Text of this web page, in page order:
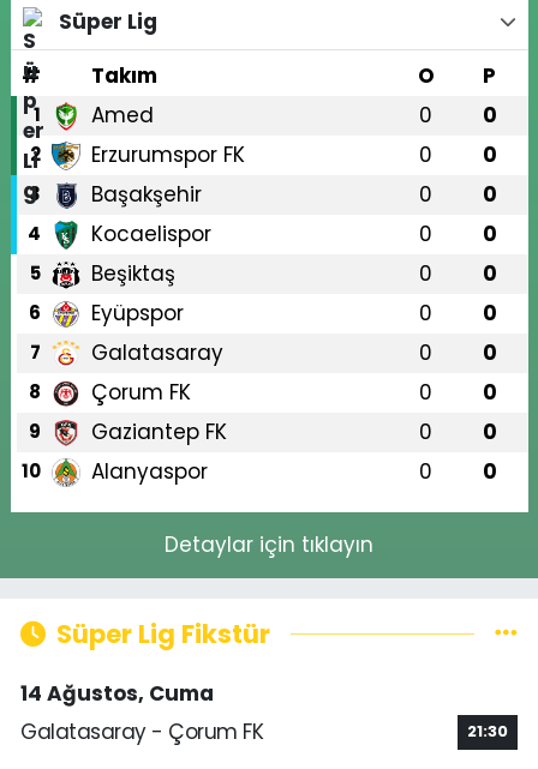
Süper Lig
#
Takım O P
1 Amed 0 0
2 Erzurumspor FK 0 0
3 Başakşehir 0 0
4 Kocaelispor 0 0
5 Beşiktaş 0 0
6 Eyüpspor 0 0
7 Galatasaray 0 0
8 Çorum FK 0 0
9 Gaziantep FK 0 0
10 Alanyaspor 0 0
Detaylar için tıklayın
Süper Lig Fikstür
14 Ağustos, Cuma
Galatasaray - Çorum FK
21:30